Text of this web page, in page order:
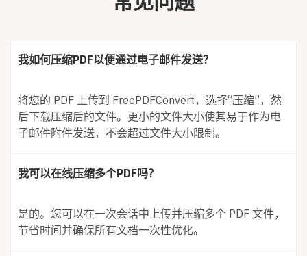
我如何压缩PDF以便通过电子邮件发送？
将您的 PDF 上传到 FreePDFConvert，选择“压缩”，然
后下载压缩后的文件。更小的文件大小使其易于作为电
子邮件附件发送，不会超过文件大小限制。
我可以在线压缩多个PDF吗？
是的。您可以在一次会话中上传并压缩多个 PDF 文件，
节省时间并确保所有文档一次性优化。